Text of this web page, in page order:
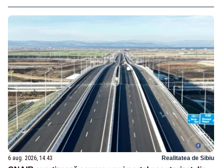
6 aug. 2026, 14:43 Realitatea de Sibiu